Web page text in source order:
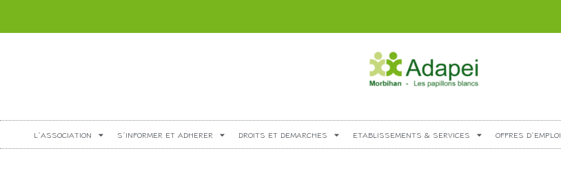
L’ASSOCIATION S’INFORMER ET ADHERER DROITS ET DEMARCHES ETABLISSEMENTS & SERVICES OFFRES D’EMPLOI